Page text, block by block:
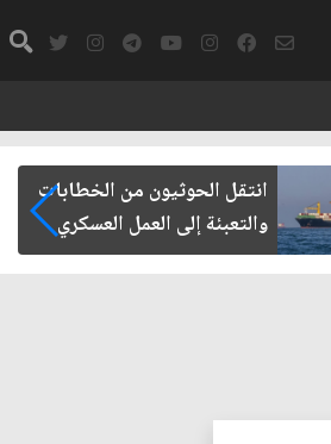
انتقل الحوثيون من الخطابات
والتعبئة إلى العمل العسكري